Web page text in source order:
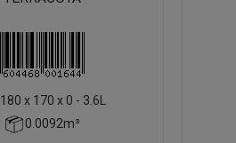
180 x 170 x 0 - 3.6L
0.0092m³